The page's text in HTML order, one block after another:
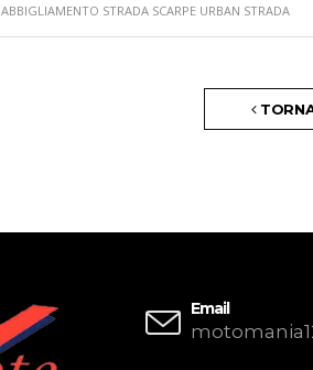
ABBIGLIAMENTO STRADA SCARPE URBAN STRADA
Email